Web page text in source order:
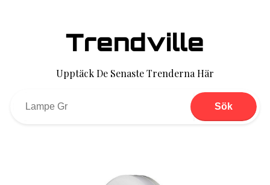
Trendville
Upptäck De Senaste Trenderna Här
Sök